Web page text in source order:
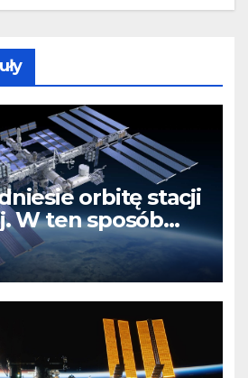
orbitę stacji
W ten sposób
system, który
ISS